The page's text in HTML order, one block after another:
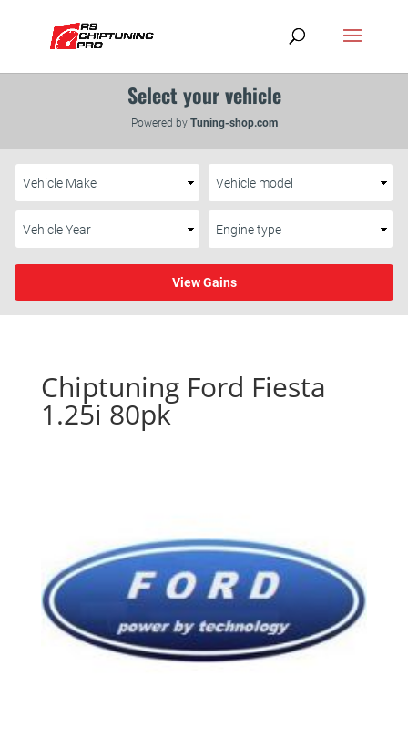
Chiptuning Ford Fiesta
1.25i 80pk